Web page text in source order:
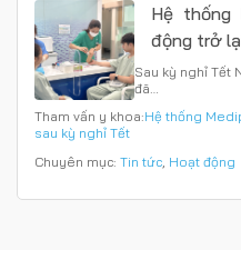
Hệ thống
động trở
Sau kỳ nghỉ Tết
đã…
Tham vấn y khoa:Hệ thống
sau kỳ nghỉ Tết
Chuyên mục: Tin tức, Hoạt động